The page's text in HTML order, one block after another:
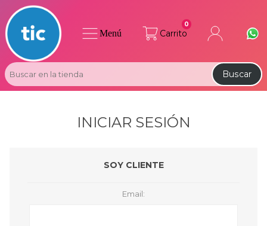
Carrito
0
Buscar
Menú
INICIAR SESIÓN
SOY CLIENTE
Email: